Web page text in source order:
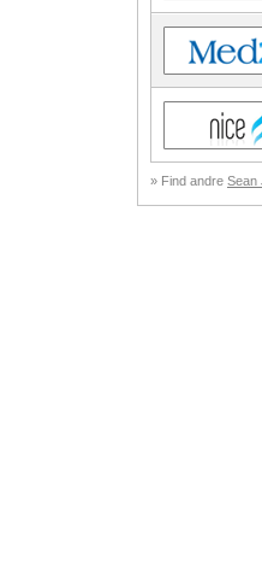
» Find andre Sean